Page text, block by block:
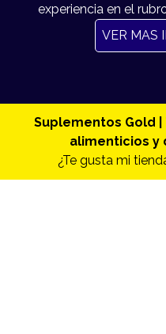
experiencia en el
VER MAS
Suplementos Gold
alimenticios y
¿Te gusta mi